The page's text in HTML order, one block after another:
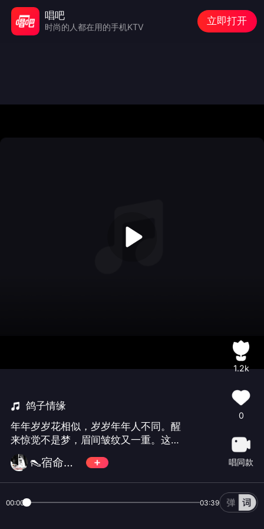
鸽子情缘
年年岁岁花相似，岁岁年年人不同。醒
来惊觉不是梦，眉间皱纹又一重。这是
我在唱吧过的第二个生日，首先感谢我
的父母给予我生命，祈愿你们健康长
寿。在此也感谢唱吧一直支持关注菲菲
👠宿命🎀菲菲👠
1.2k
0
唱同款
00:00 03:39
唱吧
时尚的人都在用的手机KTV
立即打开